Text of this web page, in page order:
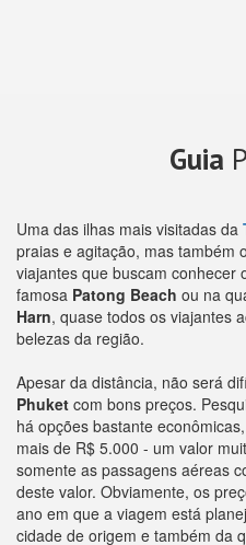
Guia
Uma das ilhas mais visitadas da
praias e agitação, mas também
viajantes que buscam conhecer
famosa Patong Beach ou na
Harn, quase todos os viajantes
belezas da região.
Apesar da distância, não será
Phuket com bons preços.
há opções bastante
mais de R$ 5.000 - um valor
somente as passagens aéreas
deste valor. Obviamente, os
ano em que a viagem está
cidade de origem e também da